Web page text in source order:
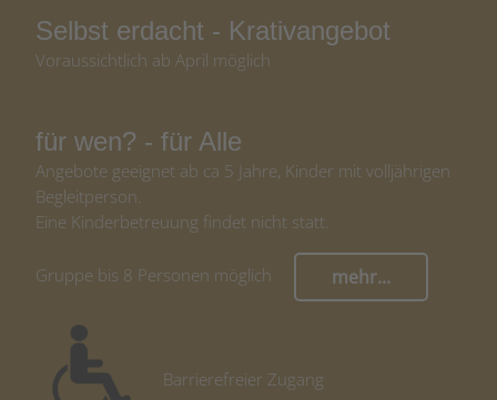
Selbst erdacht - Krativangebot
Voraussichtlich ab April möglich
für wen? - für Alle
Angebote geeignet ab ca 5 Jahre, Kinder mit volljährigen
Begleitperson.
Eine Kinderbetreuung findet nicht statt.
Gruppe bis 8 Personen möglich mehr...
Barrierefreier Zugang